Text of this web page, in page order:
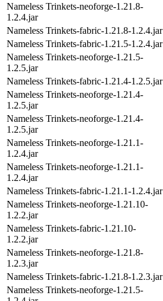
Nameless Trinkets-neoforge-1.21.8-
1.2.4.jar
Nameless Trinkets-fabric-1.21.8-1.2.4.jar
Nameless Trinkets-fabric-1.21.5-1.2.4.jar
Nameless Trinkets-neoforge-1.21.5-
1.2.5.jar
Nameless Trinkets-fabric-1.21.4-1.2.5.jar
Nameless Trinkets-neoforge-1.21.4-
1.2.5.jar
Nameless Trinkets-neoforge-1.21.4-
1.2.5.jar
Nameless Trinkets-neoforge-1.21.1-
1.2.4.jar
Nameless Trinkets-neoforge-1.21.1-
1.2.4.jar
Nameless Trinkets-fabric-1.21.1-1.2.4.jar
Nameless Trinkets-neoforge-1.21.10-
1.2.2.jar
Nameless Trinkets-fabric-1.21.10-
1.2.2.jar
Nameless Trinkets-neoforge-1.21.8-
1.2.3.jar
Nameless Trinkets-fabric-1.21.8-1.2.3.jar
Nameless Trinkets-neoforge-1.21.5-